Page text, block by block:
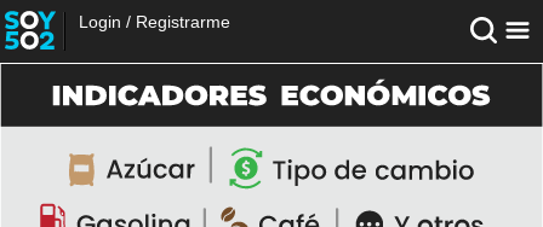
Login / Registrarme